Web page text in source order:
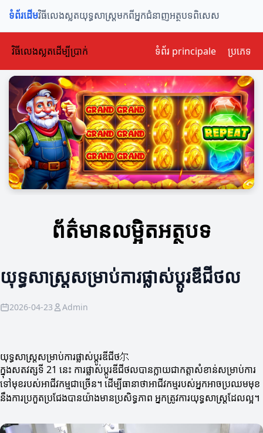
ទំព័រដើមវិធីលេងស្លតយុទ្ធសាស្ត្រមកពីអ្នកជំនាញអត្ថបទពិសេស
វិធីលេងស្លតដើម្បីប្រាក់ ទំព័រ principale ប្រភេទ
ព័ត៌មានលម្អិតអត្ថបទ
យុទ្ធសាស្ត្រសម្រាប់ការផ្លាស់ប្តូរឌីជីថល
2026-04-23 Admin
យុទ្ធសាស្ត្រសម្រាប់ការផ្លាស់ប្តូរឌីជីថ尔
ក្នុងសតវត្សទី 21 នេះ ការផ្លាស់ប្តូរឌីជីថលបានក្លាយជាកត្តាសំខាន់សម្រាប់ការ
ទៅមុខរបស់អាជីវកម្មជាច្រើន។ ដើម្បីធានាថាអាជីវកម្មរបស់អ្នកអាចប្រឈមមុខ
នឹងការប្រកួតប្រជែងបានយ៉ាងមានប្រសិទ្ធភាព អ្នកត្រូវការយុទ្ធសាស្ត្រដែលល្អ។